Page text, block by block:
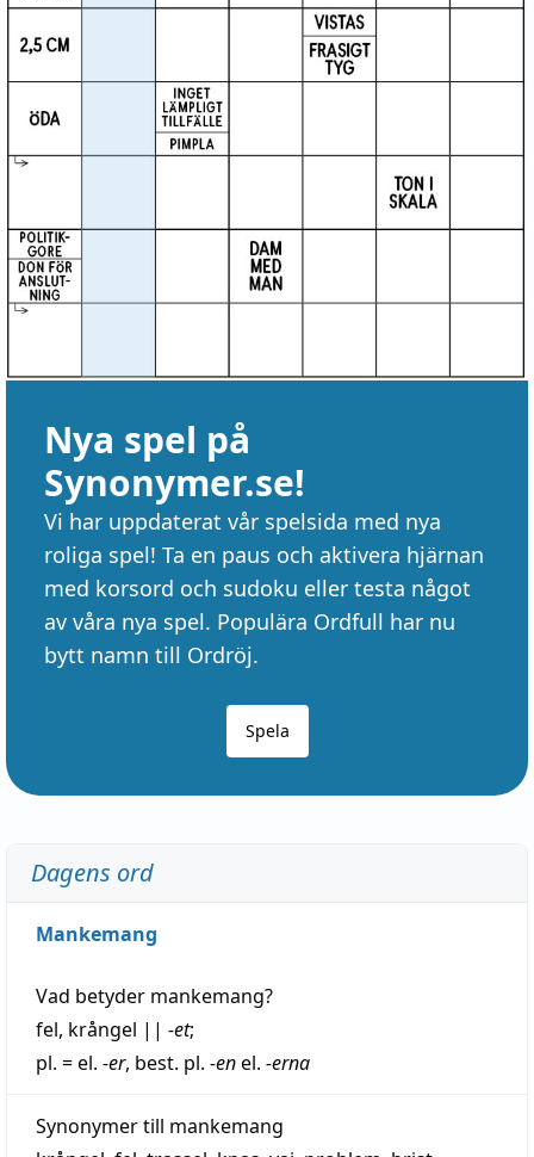
Nya spel på
Synonymer.se!
Vi har uppdaterat vår spelsida med nya
roliga spel! Ta en paus och aktivera hjärnan
med korsord och sudoku eller testa något
av våra nya spel. Populära Ordfull har nu
bytt namn till Ordröj.
Spela
Dagens ord
Mankemang
Vad betyder mankemang?
fel, krångel || -et;
pl. = el. -er, best. pl. -enel. -erna
Synonymer till mankemang